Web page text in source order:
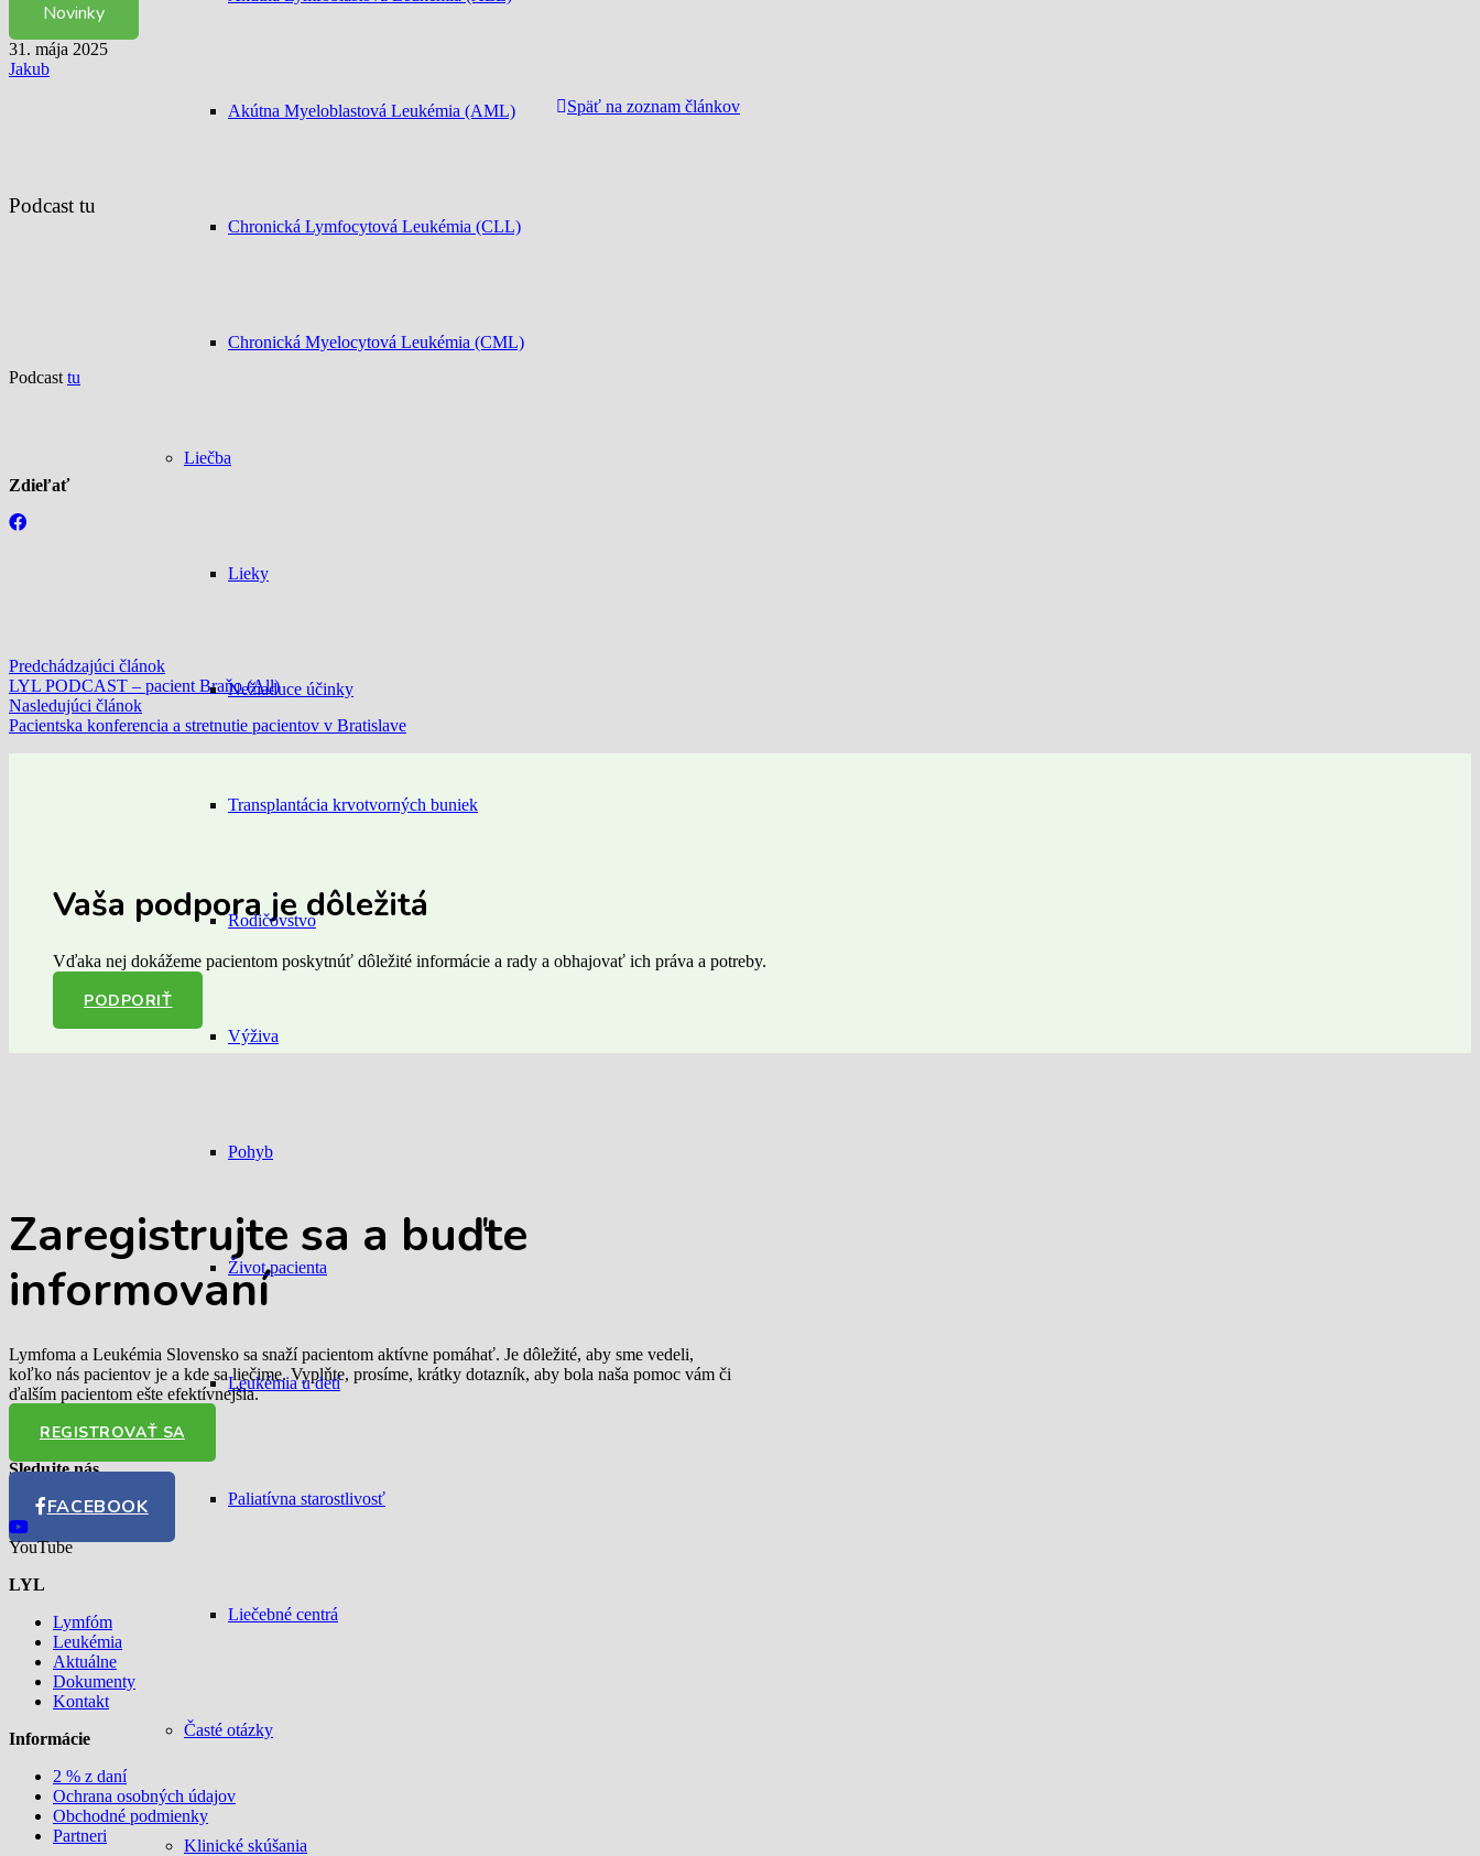
Akútna Myeloblastová Leukémia (AML)
Chronická Lymfocytová Leukémia (CLL)
Chronická Myelocytová Leukémia (CML)
Liečba
Lieky
Nežiaduce účinky
Transplantácia krvotvorných buniek
Rodičovstvo
Výživa
Pohyb
Život pacienta
Leukémia u detí
Paliatívna starostlivosť
Liečebné centrá
Časté otázky
Klinické skúšania
Novinky
31. mája 2025
Jakub
Späť na zoznam článkov
Podcast tu
Podcasttu
Zdieľať
Predchádzajúci článok
LYL PODCAST – pacient Braňo (All)
Nasledujúci článok
Pacientska konferencia a stretnutie pacientov v Bratislave
Vaša podpora je dôležitá
Vďaka nej dokážeme pacientom poskytnúť dôležité informácie a rady a obhajovať ich práva a potreby.
PODPORIŤ
Zaregistrujte sa a buďte
informovaní
Lymfoma a Leukémia Slovensko sa snaží pacientom aktívne pomáhať. Je dôležité, aby sme vedeli,
koľko nás pacientov je a kde sa liečime. Vyplňte, prosíme, krátky dotazník, aby bola naša pomoc vám či
ďalším pacientom ešte efektívnejšia.
REGISTROVAŤ SA
Sledujte nás
FACEBOOK
YouTube
LYL
Lymfóm
Leukémia
Aktuálne
Dokumenty
Kontakt
Informácie
2 % z daní
Ochrana osobných údajov
Obchodné podmienky
Partneri